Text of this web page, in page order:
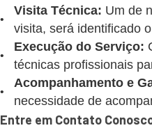
Visita Técnica: Um de
visita, será identificado
Execução do Serviço:
técnicas profissionais
Acompanhamento e
necessidade de
Entre em Contato